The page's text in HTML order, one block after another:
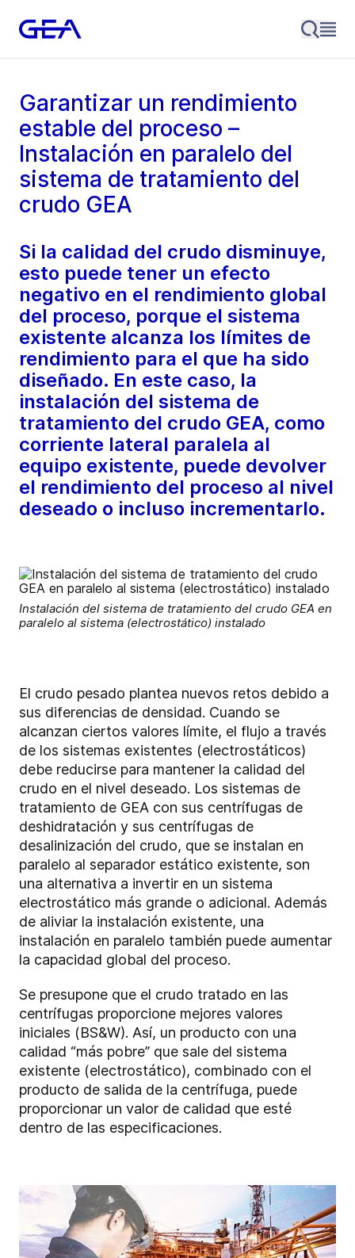
Garantizar un rendimiento
estable del proceso –
Instalación en paralelo del
sistema de tratamiento del
crudo GEA
Si la calidad del crudo disminuye,
esto puede tener un efecto
negativo en el rendimiento global
del proceso, porque el sistema
existente alcanza los límites de
rendimiento para el que ha sido
diseñado. En este caso, la
instalación del sistema de
tratamiento del crudo GEA, como
corriente lateral paralela al
equipo existente, puede devolver
el rendimiento del proceso al nivel
deseado o incluso incrementarlo.
Instalación del sistema de tratamiento del crudo GEA en
paralelo al sistema (electrostático) instalado
El crudo pesado plantea nuevos retos debido a
sus diferencias de densidad. Cuando se
alcanzan ciertos valores límite, el flujo a través
de los sistemas existentes (electrostáticos)
debe reducirse para mantener la calidad del
crudo en el nivel deseado. Los sistemas de
tratamiento de GEA con sus centrífugas de
deshidratación y sus centrífugas de
desalinización del crudo, que se instalan en
paralelo al separador estático existente, son
una alternativa a invertir en un sistema
electrostático más grande o adicional. Además
de aliviar la instalación existente, una
instalación en paralelo también puede aumentar
la capacidad global del proceso.
Se presupone que el crudo tratado en las
centrífugas proporcione mejores valores
iniciales (BS&W). Así, un producto con una
calidad “más pobre” que sale del sistema
existente (electrostático), combinado con el
producto de salida de la centrífuga, puede
proporcionar un valor de calidad que esté
dentro de las especificaciones.